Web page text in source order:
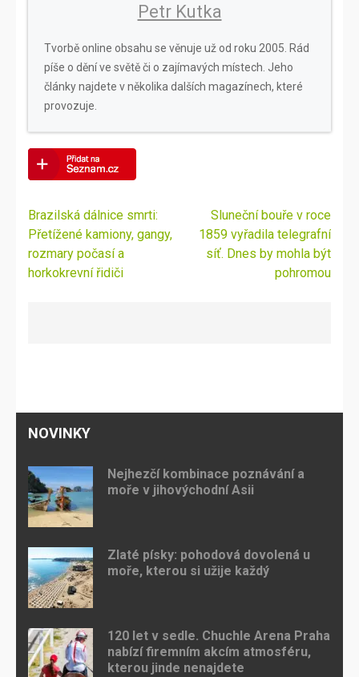
Petr Kutka
Tvorbě online obsahu se věnuje už od roku 2005. Rád
píše o dění ve světě či o zajímavých místech. Jeho
články najdete v několika dalších magazínech, které
provozuje.
Navigace
pro
příspěvek
Brazilská dálnice smrti:
Přetížené kamiony, gangy,
rozmary počasí a
horkokrevní řidiči
Sluneční bouře v roce
1859 vyřadila telegrafní
síť. Dnes by mohla být
pohromou
NOVINKY
Nejhezčí kombinace poznávání a
moře v jihovýchodní Asii
Zlaté písky: pohodová dovolená u
moře, kterou si užije každý
120 let v sedle. Chuchle Arena Praha
nabízí firemním akcím atmosféru,
kterou jinde nenajdete